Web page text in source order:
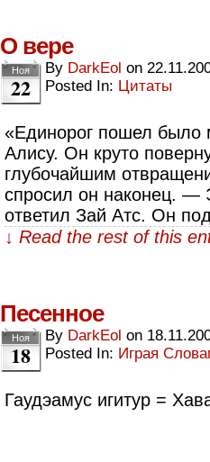
О вере
Ноя
22
By DarkEol on
Posted In: Цитаты
«Единорог пошел было
Алису. Он круто
глубочайшим
спросил он наконец. —
ответил Зай Атс. Он
↓ Read the rest of this
Песенное
Ноя
18
By DarkEol on
Posted In: Играя
Гаудэамус игитур =